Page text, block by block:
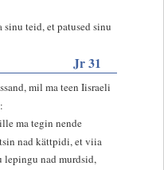
teid, et patused sinu
Jr 31
mil ma teen Iisraeli
ma tegin nende
nad kättpidi, et viia
lepingu nad murdsid,